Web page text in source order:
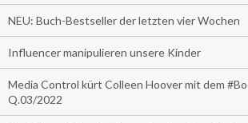
NEU: Buch-Bestseller der letzten vier Wochen
Influencer manipulieren unsere Kinder
Media Control kürt Colleen Hoover mit dem
Q.03/2022